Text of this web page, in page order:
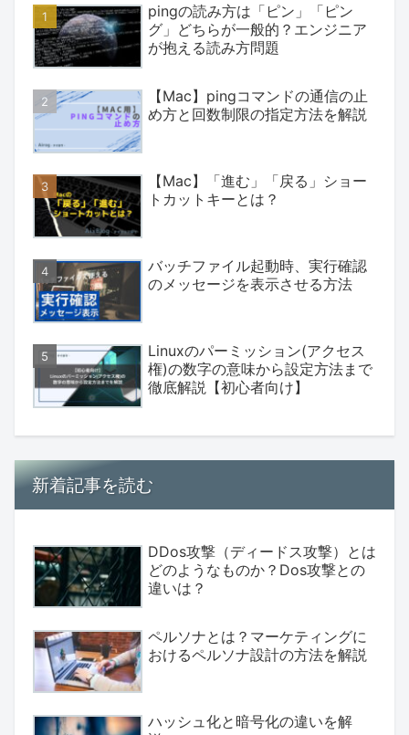
pingの読み方は「ピン」「ピン
グ」どちらが一般的？エンジニア
が抱える読み方問題
【Mac】pingコマンドの通信の止
め方と回数制限の指定方法を解説
【Mac】「進む」「戻る」ショー
トカットキーとは？
バッチファイル起動時、実行確認
のメッセージを表示させる方法
Linuxのパーミッション(アクセス
権)の数字の意味から設定方法まで
徹底解説【初心者向け】
新着記事を読む
DDos攻撃（ディードス攻撃）とは
どのようなものか？Dos攻撃との
違いは？
ペルソナとは？マーケティングに
おけるペルソナ設計の方法を解説
ハッシュ化と暗号化の違いを解